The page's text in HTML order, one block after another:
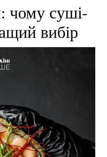
чому суші-
вибір